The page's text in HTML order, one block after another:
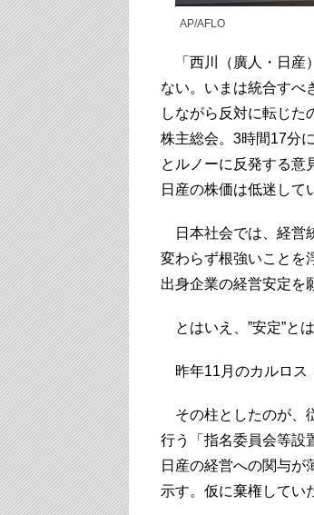
AP/AFLO
「西川（廣人・日産
ない。いまは統合すべ
しながら反対に転じ
株主総会。3時間17分
とルノーに反発する意
日産の株価は低迷して
日本社会では、経営
変わらず根強いことを
出身企業の経営安定を
とはいえ、”安定”と
昨年11月のカルロス
その柱としたのが、
行う「指名委員会等設
日産の経営への関与が
示す。仮に棄権してい